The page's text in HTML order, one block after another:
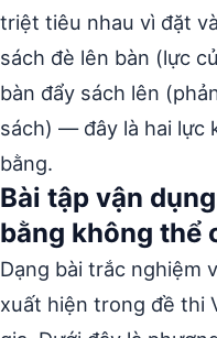
triệt tiêu nhau vì đặt
sách đè lên bàn (lực
bàn đẩy sách lên
sách) — đây là hai lực
bằng.
Bài tập vận
bằng không thể
Dạng bài trắc nghiệm
xuất hiện trong đề thi